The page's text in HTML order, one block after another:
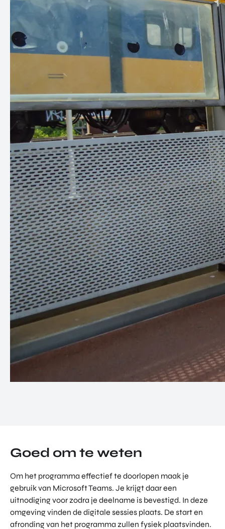
Goed om te weten
Om het programma effectief te doorlopen maak je
gebruik van Microsoft Teams. Je krijgt daar een
uitnodiging voor zodra je deelname is bevestigd. In deze
omgeving vinden de digitale sessies plaats. De start en
afronding van het programma zullen fysiek plaatsvinden.